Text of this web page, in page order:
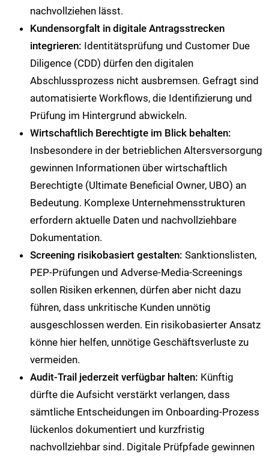
nachvollziehen lässt.
Kundensorgfalt in digitale Antragsstrecken
integrieren: Identitätsprüfung und Customer Due
Diligence (CDD) dürfen den digitalen
Abschlussprozess nicht ausbremsen. Gefragt sind
automatisierte Workflows, die Identifizierung und
Prüfung im Hintergrund abwickeln.
Wirtschaftlich Berechtigte im Blick behalten:
Insbesondere in der betrieblichen Altersversorgung
gewinnen Informationen über wirtschaftlich
Berechtigte (Ultimate Beneficial Owner, UBO) an
Bedeutung. Komplexe Unternehmensstrukturen
erfordern aktuelle Daten und nachvollziehbare
Dokumentation.
Screening risikobasiert gestalten: Sanktionslisten,
PEP-Prüfungen und Adverse-Media-Screenings
sollen Risiken erkennen, dürfen aber nicht dazu
führen, dass unkritische Kunden unnötig
ausgeschlossen werden. Ein risikobasierter Ansatz
könne hier helfen, unnötige Geschäftsverluste zu
vermeiden.
Audit-Trail jederzeit verfügbar halten: Künftig
dürfte die Aufsicht verstärkt verlangen, dass
sämtliche Entscheidungen im Onboarding-Prozess
lückenlos dokumentiert und kurzfristig
nachvollziehbar sind. Digitale Prüfpfade gewinnen